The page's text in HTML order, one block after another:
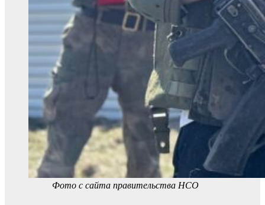
Фото с сайта правительства НСО